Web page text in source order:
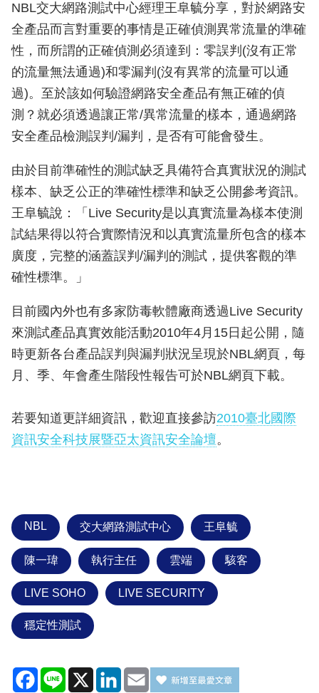
NBL交大網路測試中心經理王阜毓分享，對於網路安
全產品而言對重要的事情是正確偵測異常流量的準確
性，而所謂的正確偵測必須達到：零誤判(沒有正常
的流量無法通過)和零漏判(沒有異常的流量可以通
過)。至於該如何驗證網路安全產品有無正確的偵
測？就必須透過讓正常/異常流量的樣本，通過網路
安全產品檢測誤判/漏判，是否有可能會發生。
由於目前準確性的測試缺乏具備符合真實狀況的測試
樣本、缺乏公正的準確性標準和缺乏公開參考資訊。
王阜毓說：「Live Security是以真實流量為樣本使測
試結果得以符合實際情況和以真實流量所包含的樣本
廣度，完整的涵蓋誤判/漏判的測試，提供客觀的準
確性標準。」
目前國內外也有多家防毒軟體廠商透過Live Security
來測試產品真實效能活動2010年4月15日起公開，隨
時更新各台產品誤判與漏判狀況呈現於NBL網頁，每
月、季、年會產生階段性報告可於NBL網頁下載。
若要知道更詳細資訊，歡迎直接參訪2010臺北國際
資訊安全科技展暨亞太資訊安全論壇。
NBL 交大網路測試中心 王阜毓
陳一瑋 執行主任 雲端 駭客
LIVE SOHO LIVE SECURITY
穩定性測試
Facebook
Line X LinkedIn
Email